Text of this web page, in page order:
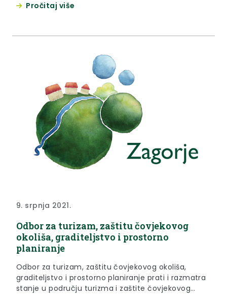
sa predsjednikom Zlatkom Šoršom.
Pročitaj više
9. srpnja 2021.
Odbor za turizam, zaštitu čovjekovog
okoliša, graditeljstvo i prostorno
planiranje
Odbor za turizam, zaštitu čovjekovog okoliša,
graditeljstvo i prostorno planiranje prati i razmatra
stanje u području turizma i zaštite čovjekovog